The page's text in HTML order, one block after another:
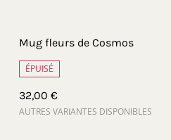
Mug fleurs de Cosmos
ÉPUISÉ
32,00 €
AUTRES VARIANTES DISPONIBLES